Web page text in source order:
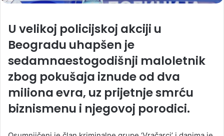
U velikoj policijskoj akciji u
Beogradu uhapšen je
sedamnaestogodišnji maloletnik
zbog pokušaja iznude od dva
miliona evra, uz prijetnje smrću
biznismenu i njegovoj porodici.